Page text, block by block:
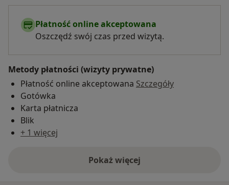
Płatność online akceptowana
Oszczędź swój czas przed wizytą.
Metody płatności (wizyty prywatne)
Płatność online akceptowana Szczegóły
Gotówka
Karta płatnicza
Blik
+ 1 więcej
Pokaż więcej
o adresie